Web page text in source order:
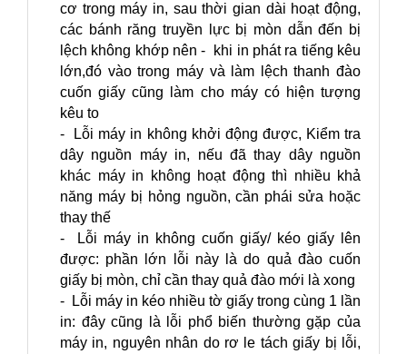
cơ trong máy in, sau thời gian dài hoạt động,
các bánh răng truyền lực bị mòn dẫn đến bị
lệch không khớp nên - khi in phát ra tiếng kêu
lớn,đó vào trong máy và làm lệch thanh đào
cuốn giấy cũng làm cho máy có hiện tượng
kêu to
- Lỗi máy in không khởi động được, Kiểm tra
dây nguồn máy in, nếu đã thay dây nguồn
khác máy in không hoạt động thì nhiều khả
năng máy bị hỏng nguồn, cần phái sửa hoặc
thay thế
- Lỗi máy in không cuốn giấy/ kéo giấy lên
được: phần lớn lỗi này là do quả đào cuốn
giấy bị mòn, chỉ cần thay quả đào mới là xong
- Lỗi máy in kéo nhiều tờ giấy trong cùng 1 lần
in: đây cũng là lỗi phổ biến thường gặp của
máy in, nguyên nhân do rơ le tách giấy bị lỗi,